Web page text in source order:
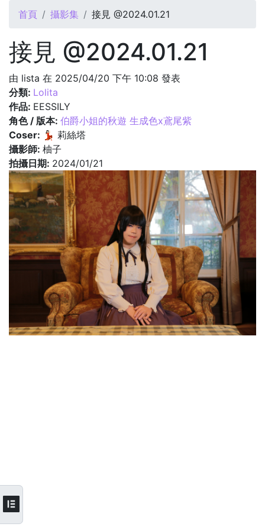
您在這裡
首頁 攝影集 接見 @2024.01.21
接見 @2024.01.21
由 lista 在 2025/04/20 下午 10:08 發表
分類: Lolita
作品: EESSILY
角色 / 版本: 伯爵小姐的秋遊 生成色x鳶尾紫
Coser: 💃🏻 莉絲塔
攝影師: 柚子
拍攝日期: 2024/01/21